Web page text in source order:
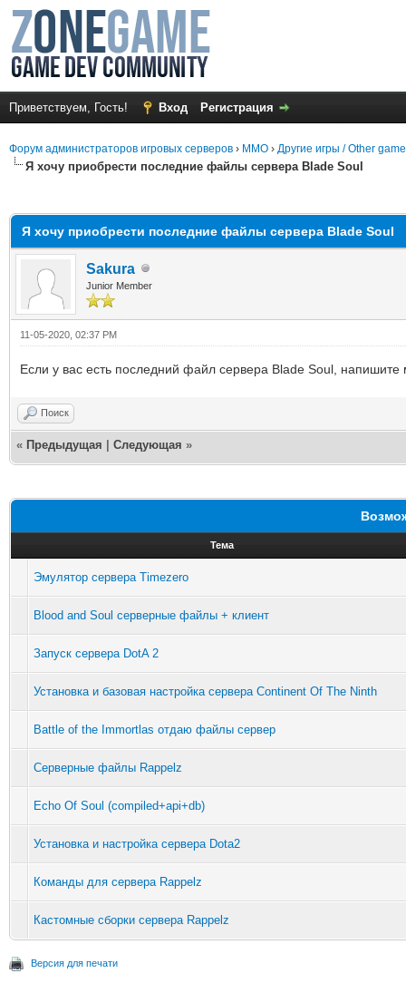
Приветствуем, Гость! Вход Регистрация
Форум администраторов игровых серверов › MMO › Другие игры / Other
Я хочу приобрести последние файлы сервера Blade Soul
Я хочу приобрести последние файлы сервера Blade Soul
Sakura
Junior Member
11-05-2020, 02:37 PM
Если у вас есть последний файл сервера Blade Soul,
Поиск
« Предыдущая Следующая »
Тема
Эмулятор сервера Timezero
Blood and Soul серверные файлы + клиент
Запуск сервера DotA 2
Установка и базовая настройка сервера Continent Of The Ninth
Battle of the Immortlas отдаю файлы сервер
Серверные файлы Rappelz
Echo Of Soul (compiled+api+db)
Установка и настройка сервера Dota2
Команды для сервера Rappelz
Кастомные сборки сервера Rappelz
Версия для печати